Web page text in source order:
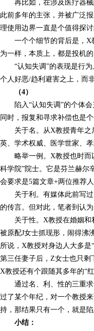
再比如，在涉及医疗器
此前多年的主张，并被广泛
理使用边界一直是个值得探讨
一个个细节的背后是，X
为一样，本质上，都是投机的
“认知失调”的表现是行
个人好恶/趋利避害之上，而
（4）
陷入“认知失调”的个体
同时，报复和寻求补偿也是
关于名。从X教授青年
英、学术权威、医学世家、
略举一例。X教授也时而
科学院”院士。它是芬兰赫尔
会要求是5篇文章+两位推荐人
关于利。有媒体此前写
的传言。但对此，笔者到认
关于性。X教授在婚姻
被原配J女士抓现形，闹得沸
所说，X教授对身边人大多
第三任妻子后，Z女士也只
X教授还有个跟随其多年的“
通过名、利、性的三重
过了某个年纪，对一个教授
持，那结果只有一个，就是
小结：